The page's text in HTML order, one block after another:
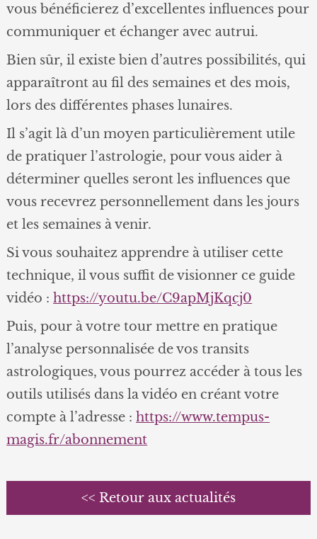
vous bénéficierez d’excellentes influences pour
communiquer et échanger avec autrui.
Bien sûr, il existe bien d’autres possibilités, qui
apparaîtront au fil des semaines et des mois,
lors des différentes phases lunaires.
Il s’agit là d’un moyen particulièrement utile
de pratiquer l’astrologie, pour vous aider à
déterminer quelles seront les influences que
vous recevrez personnellement dans les jours
et les semaines à venir.
Si vous souhaitez apprendre à utiliser cette
technique, il vous suffit de visionner ce guide
vidéo :https://youtu.be/C9apMjKqcj0
Puis, pour à votre tour mettre en pratique
l’analyse personnalisée de vos transits
astrologiques, vous pourrez accéder à tous les
outils utilisés dans la vidéo en créant votre
compte à l’adresse :https://www.tempus-
magis.fr/abonnement
<< Retour aux actualités